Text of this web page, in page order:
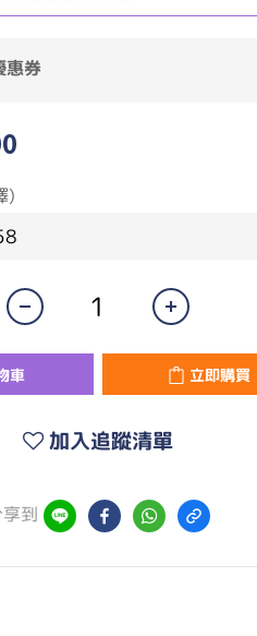
惠券
)
車 立即購買
加入追蹤清單
到